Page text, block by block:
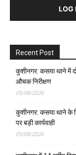
LOG
Recent Post
कुशीनगर: कसया थाने में
औचक निरीक्षण
05/08/2026
कुशीनगर: कसया थाने के
पर बड़ी कार्यवाही
05/08/2026